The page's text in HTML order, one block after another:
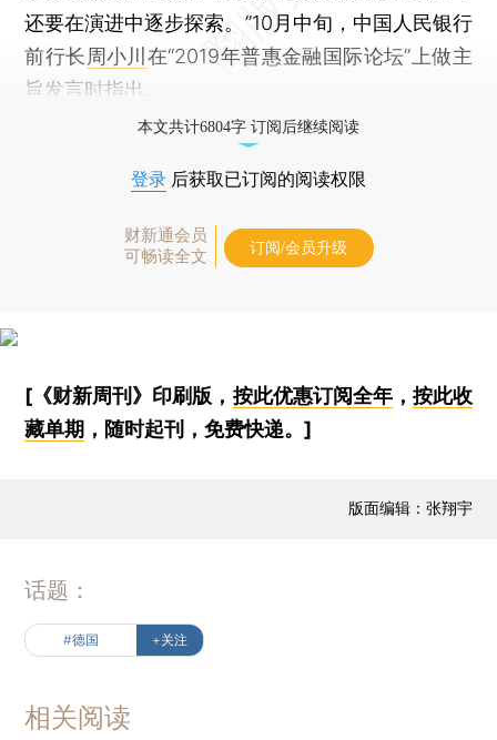
还要在演进中逐步探索。”10月中旬，中国人民银行
前行长周小川在“2019年普惠金融国际论坛”上做主
旨发言时指出。
本文共计6804字 订阅后继续阅读
登录 后获取已订阅的阅读权限
财新通会员
可畅读全文
订阅/会员升级
[《财新周刊》印刷版， 按此优惠订阅全年， 按此收
藏单期 ，随时起刊，免费快递。]
版面编辑：张翔宇
话题：
#德国 +关注
相关阅读